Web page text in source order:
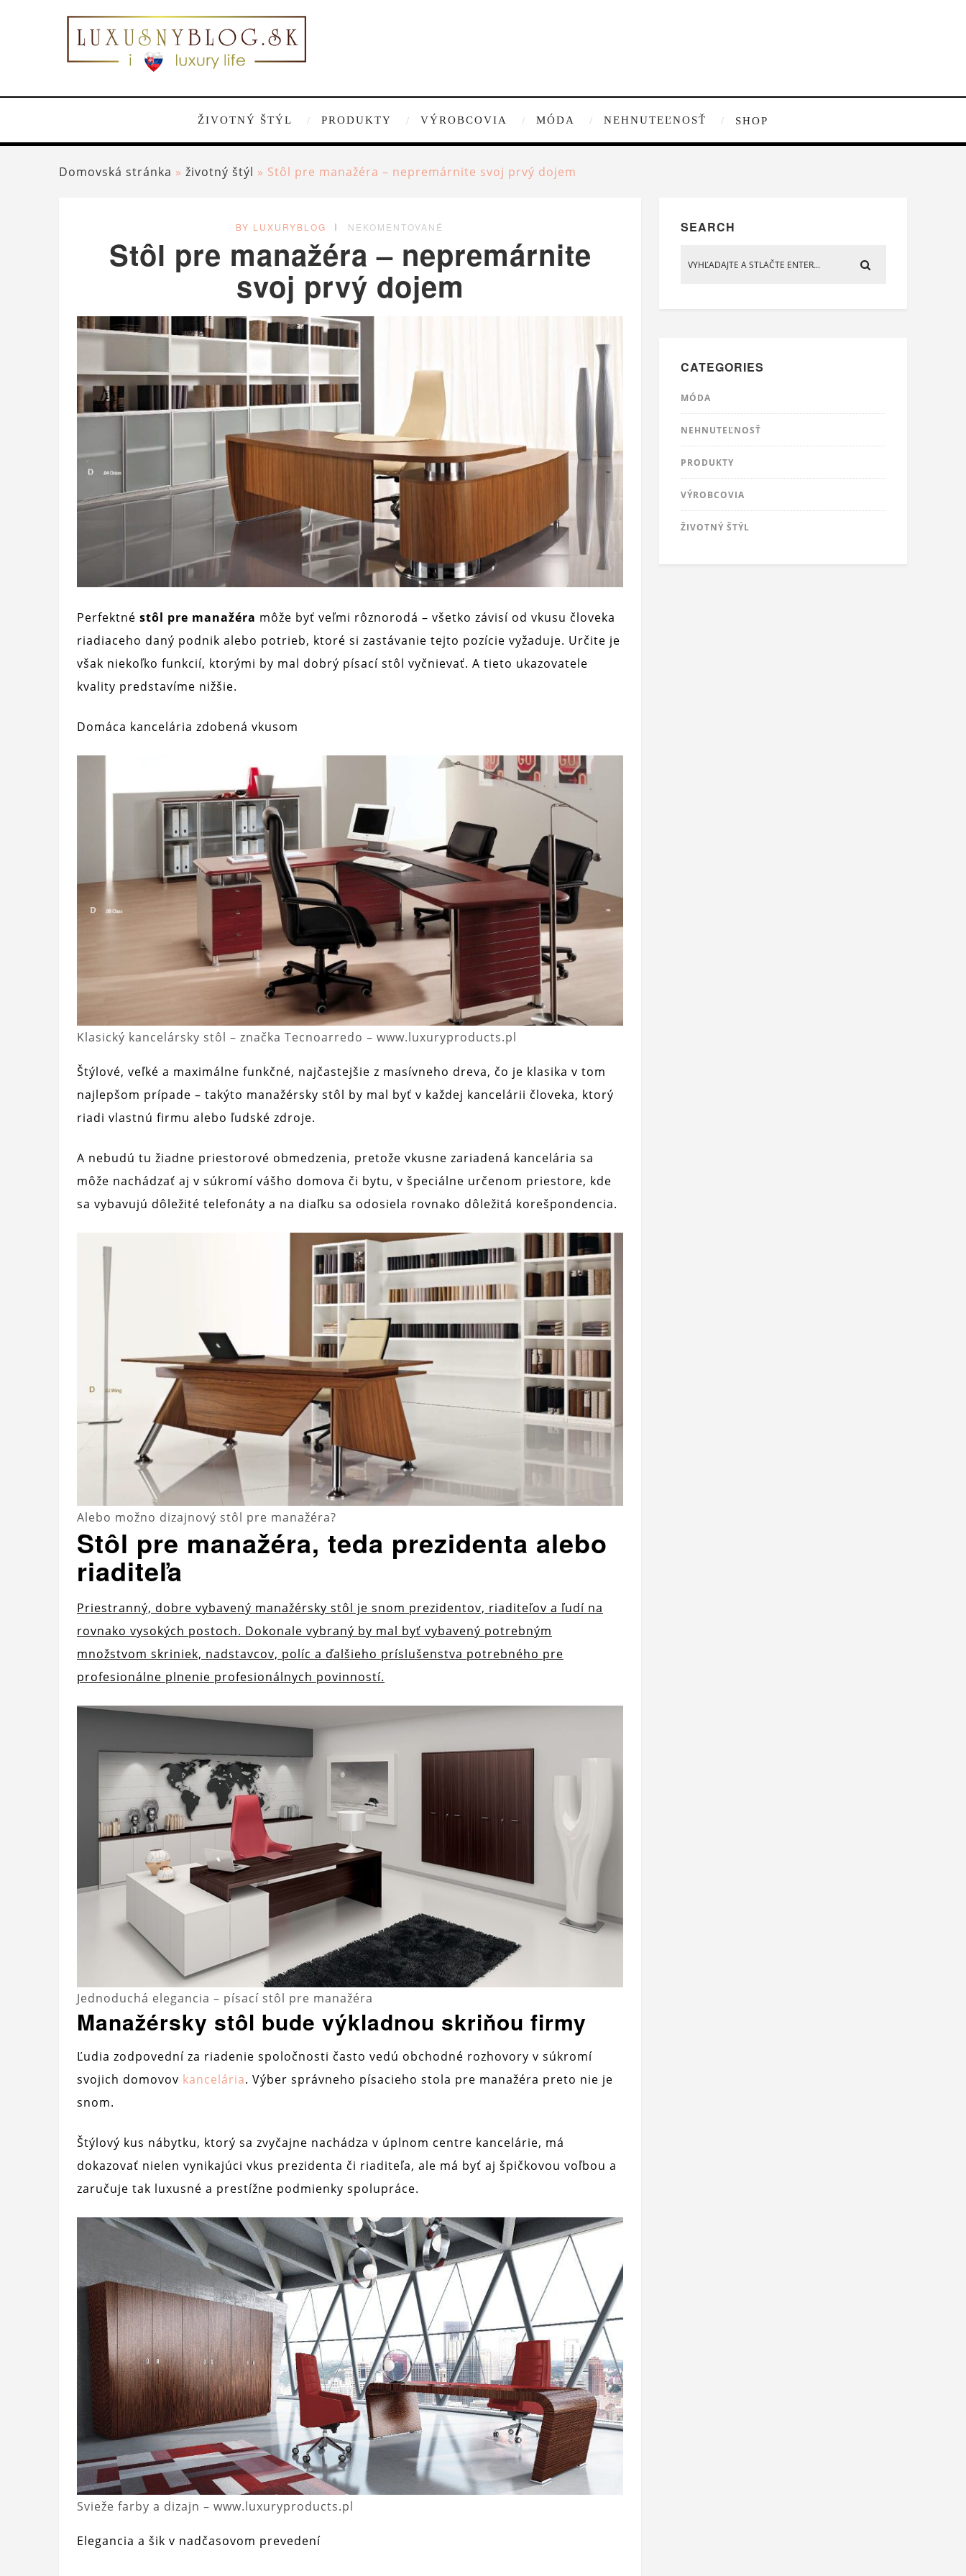
ŽIVOTNÝ ŠTÝL PRODUKTY VÝROBCOVIA MÓDA NEHNUTEĽNOSŤ SHOP
Domovská stránka » životný štýl » Stôl pre manažéra – nepremárnite svoj prvý dojem
BY LUXURYBLOG NEKOMENTOVANÉ
Stôl pre manažéra – nepremárnite
svoj prvý dojem
Perfektné stôl pre manažéra môže byť veľmi rôznorodá – všetko závisí od vkusu človeka
riadiaceho daný podnik alebo potrieb, ktoré si zastávanie tejto pozície vyžaduje. Určite je
však niekoľko funkcií, ktorými by mal dobrý písací stôl vyčnievať. A tieto ukazovatele
kvality predstavíme nižšie.
Domáca kancelária zdobená vkusom
Klasický kancelársky stôl – značka Tecnoarredo – www.luxuryproducts.pl
Štýlové, veľké a maximálne funkčné, najčastejšie z masívneho dreva, čo je klasika v tom
najlepšom prípade – takýto manažérsky stôl by mal byť v každej kancelárii človeka, ktorý
riadi vlastnú firmu alebo ľudské zdroje.
A nebudú tu žiadne priestorové obmedzenia, pretože vkusne zariadená kancelária sa
môže nachádzať aj v súkromí vášho domova či bytu, v špeciálne určenom priestore, kde
sa vybavujú dôležité telefonáty a na diaľku sa odosiela rovnako dôležitá korešpondencia.
Alebo možno dizajnový stôl pre manažéra?
Stôl pre manažéra, teda prezidenta alebo
riaditeľa
Priestranný, dobre vybavený manažérsky stôl je snom prezidentov, riaditeľov a ľudí na
rovnako vysokých postoch. Dokonale vybraný by mal byť vybavený potrebným
množstvom skriniek, nadstavcov, políc a ďalšieho príslušenstva potrebného pre
profesionálne plnenie profesionálnych povinností.
Jednoduchá elegancia – písací stôl pre manažéra
Manažérsky stôl bude výkladnou skriňou firmy
Ľudia zodpovední za riadenie spoločnosti často vedú obchodné rozhovory v súkromí
svojich domovov kancelária. Výber správneho písacieho stola pre manažéra preto nie je
snom.
Štýlový kus nábytku, ktorý sa zvyčajne nachádza v úplnom centre kancelárie, má
dokazovať nielen vynikajúci vkus prezidenta či riaditeľa, ale má byť aj špičkovou voľbou a
zaručuje tak luxusné a prestížne podmienky spolupráce.
Svieže farby a dizajn – www.luxuryproducts.pl
Elegancia a šik v nadčasovom prevedení
SEARCH
CATEGORIES
MÓDA
NEHNUTEĽNOSŤ
PRODUKTY
VÝROBCOVIA
ŽIVOTNÝ ŠTÝL